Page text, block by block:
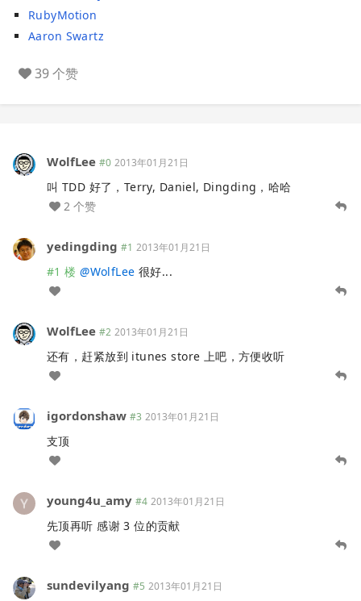
RubyMotion
Aaron Swartz
39 个赞
WolfLee #0 2013年01月21日
叫 TDD 好了，Terry, Daniel, Dingding，哈哈
2 个赞
yedingding #1 2013年01月21日
#1 楼 @WolfLee 很好...
WolfLee #2 2013年01月21日
还有，赶紧放到 itunes store 上吧，方便收听
igordonshaw #3 2013年01月21日
支顶
young4u_amy #4 2013年01月21日
先顶再听 感谢 3 位的贡献
sundevilyang #5 2013年01月21日